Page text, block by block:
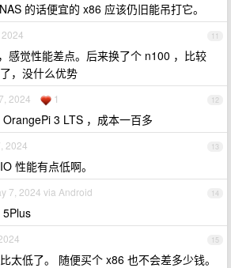
的话便宜的 x86 应该仍旧能吊打它。
11
感觉性能差点。后来换了个 n100 ，比较
，没什么优势
12
2024 1
3 LTS ，成本一百多
13
2024
性能有点低啊。
14
7, 2024 via Android
5Plus
15
太低了。 随便买个 x86 也不会差多少钱。